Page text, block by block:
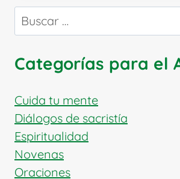
QUE
DEPRESIÓN
ANSIEDAD
Buscar:
Categorías para el
Cuida tu mente
Diálogos de sacristía
Espiritualidad
Novenas
Oraciones